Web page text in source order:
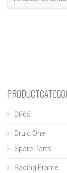
DF65
Druid One
Spare Parts
Racing Frame